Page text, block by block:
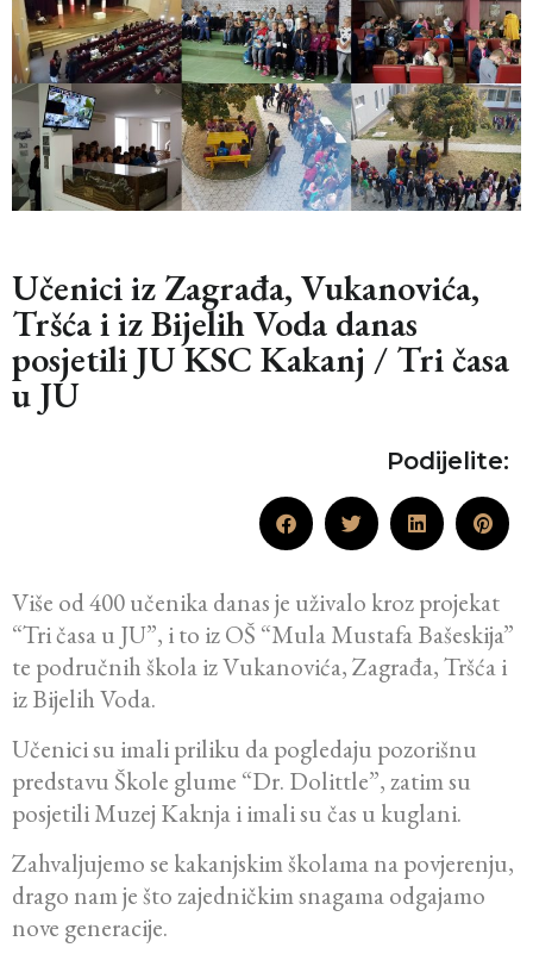
Učenici iz Zagrađa, Vukanovića,
Tršća i iz Bijelih Voda danas
posjetili JU KSC Kakanj / Tri časa
u JU
Podijelite:
Više od 400 učenika danas je uživalo kroz projekat
“Tri časa u JU”, i to iz OŠ “Mula Mustafa Bašeskija”
te područnih škola iz Vukanovića, Zagrađa, Tršća i
iz Bijelih Voda.
Učenici su imali priliku da pogledaju pozorišnu
predstavu Škole glume “Dr. Dolittle”, zatim su
posjetili Muzej Kaknja i imali su čas u kuglani.
Zahvaljujemo se kakanjskim školama na povjerenju,
drago nam je što zajedničkim snagama odgajamo
nove generacije.